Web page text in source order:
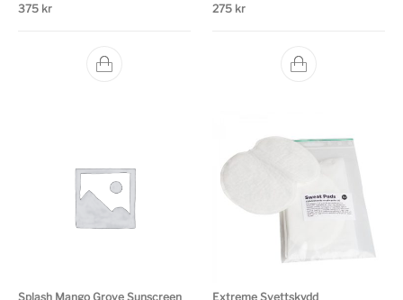
375 kr
275 kr
Splash Mango Grove Sunscreen Extreme Svettskydd